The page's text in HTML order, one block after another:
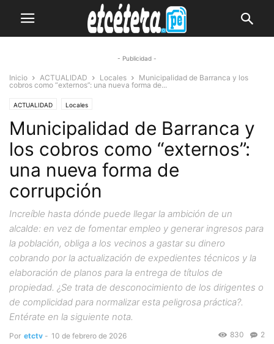
- Publicidad -
Inicio ACTUALIDAD Locales
Municipalidad de Barranca y los
cobros como “externos”: una nueva forma de...
ACTUALIDAD Locales
Municipalidad de Barranca y
los cobros como “externos”:
una nueva forma de
corrupción
Increíble hasta dónde puede llegar la ambición de un
alcalde: en vez de fomentar empleo y generar ingresos para
la población, obliga a los vecinos a gastar su dinero
cobrando por la actualización de expedientes técnicos y la
elaboración de planos para la entrega de títulos de
propiedad. ¿Se trata de desconocimiento de los dirigentes o
de complicidad para normalizar esta peligrosa práctica?.
Entérate en la siguiente nota.
Por etctv - 10 de febrero de 2026 2
830